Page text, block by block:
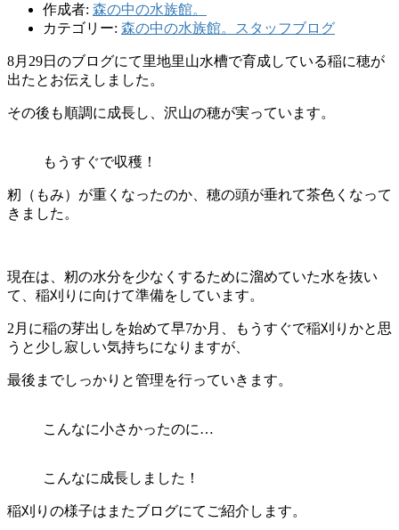
作成者: 森の中の水族館。
カテゴリー: 森の中の水族館。スタッフブログ
8月29日のブログにて里地里山水槽で育成している稲に穂が
出たとお伝えしました。
その後も順調に成長し、沢山の穂が実っています。
もうすぐで収穫！
籾（もみ）が重くなったのか、穂の頭が垂れて茶色くなって
きました。
現在は、籾の水分を少なくするために溜めていた水を抜い
て、稲刈りに向けて準備をしています。
2月に稲の芽出しを始めて早7か月、もうすぐで稲刈りかと思
うと少し寂しい気持ちになりますが、
最後までしっかりと管理を行っていきます。
こんなに小さかったのに…
こんなに成長しました！
稲刈りの様子はまたブログにてご紹介します。